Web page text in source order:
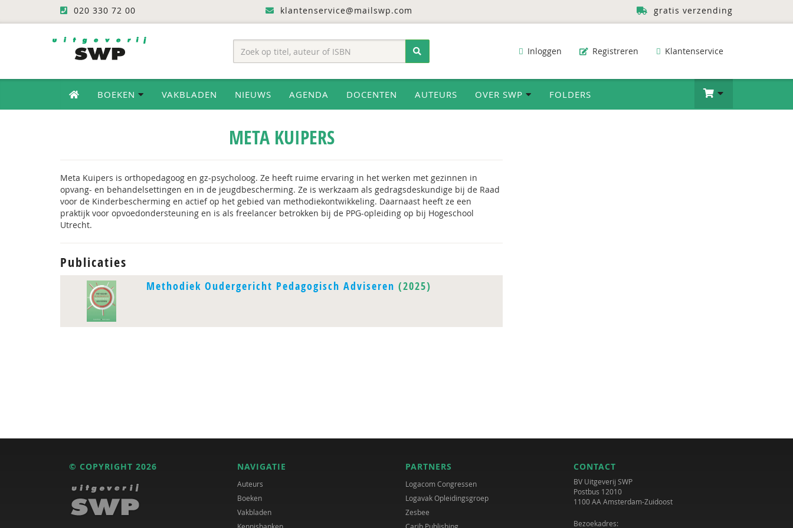
020 330 72 00 klantenservice@mailswp.com gratis verzending
Inloggen Registreren Klantenservice
BOEKEN VAKBLADEN NIEUWS AGENDA DOCENTEN AUTEURS OVER SWP FOLDERS
META KUIPERS
Meta Kuipers is orthopedagoog en gz-psycholoog. Ze heeft ruime ervaring in het werken met gezinnen in
opvang- en behandelsettingen en in de jeugdbescherming. Ze is werkzaam als gedragsdeskundige bij de Raad
voor de Kinderbescherming en actief op het gebied van methodiekontwikkeling. Daarnaast heeft ze een
praktijk voor opvoedondersteuning en is als freelancer betrokken bij de PPG-opleiding op bij Hogeschool
Utrecht.
Publicaties
Methodiek Oudergericht Pedagogisch Adviseren (2025)
© COPYRIGHT 2026 NAVIGATIE
Auteurs
Boeken
Vakbladen
PARTNERS
Logacom Congressen
Logavak Opleidingsgroep
Zesbee
CONTACT
BV Uitgeverij SWP
Postbus 12010
1100 AA Amsterdam-Zuidoost
Bezoekadres: